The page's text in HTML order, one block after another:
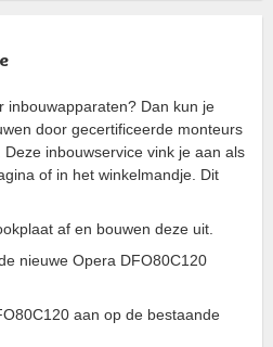
inbouwapparaten? Dan kun je
door gecertificeerde monteurs
inbouwservice vink je aan als
of in het winkelmandje. Dit
af en bouwen deze uit.
nieuwe Opera DFO80C120
aan op de bestaande